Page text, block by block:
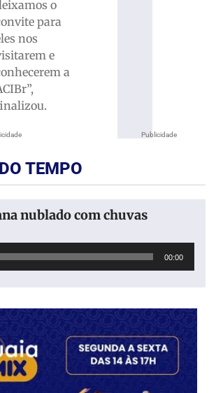
o
para
nos
e
a
Publicidade
TEMPO
nublado com chuvas
00:00